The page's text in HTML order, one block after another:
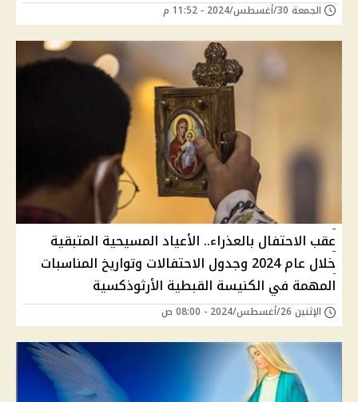
الجمعة 30/أغسطس/2024 - 11:52 م
عقب الاحتفال بالعذراء.. الأعياد المسيحية المتبقية
خلال عام 2024 وجدول الاحتفالات وتواريخ المناسبات
المهمة في الكنيسة القبطية الأرثوذكسية
الإثنين 26/أغسطس/2024 - 08:00 ص